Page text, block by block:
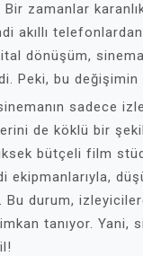
zamanlar
akıllı
dönüşüm,
Peki, bu
sadece
de köklü bir
bütçeli film
ekipmanlarıyla,
Bu durum,
tanıyor. Yani,